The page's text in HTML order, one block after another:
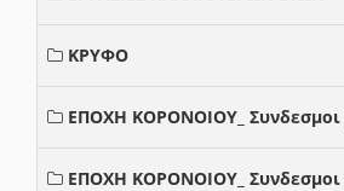
ΚΡΥΦΟ
ΕΠΟΧΗ ΚΟΡΟΝΟΙΟΥ_ Συνδεσμοι
ΕΠΟΧΗ ΚΟΡΟΝΟΙΟΥ_ Συνδεσμοι